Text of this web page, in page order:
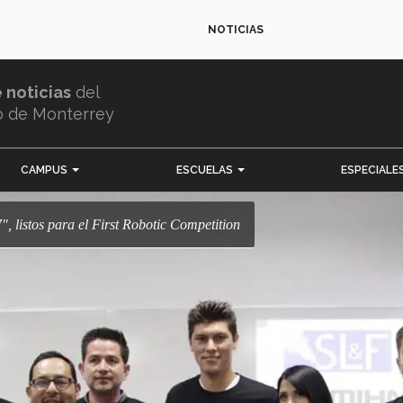
NOTICIAS
noticias del
de Monterrey
CAMPUS ESCUELAS
listos para el First Robotic Competition